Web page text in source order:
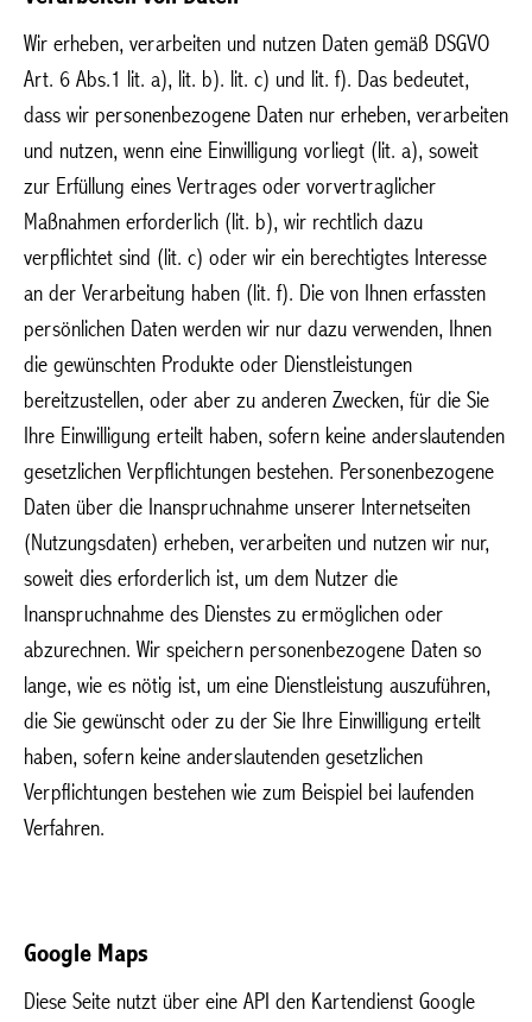
Wir erheben, verarbeiten und nutzen Daten gemäß DSGVO
Art. 6 Abs.1 lit. a), lit. b). lit. c) und lit. f). Das bedeutet,
dass wir personenbezogene Daten nur erheben, verarbeiten
und nutzen, wenn eine Einwilligung vorliegt (lit. a), soweit
zur Erfüllung eines Vertrages oder vorvertraglicher
Maßnahmen erforderlich (lit. b), wir rechtlich dazu
verpflichtet sind (lit. c) oder wir ein berechtigtes Interesse
an der Verarbeitung haben (lit. f). Die von Ihnen erfassten
persönlichen Daten werden wir nur dazu verwenden, Ihnen
die gewünschten Produkte oder Dienstleistungen
bereitzustellen, oder aber zu anderen Zwecken, für die Sie
Ihre Einwilligung erteilt haben, sofern keine anderslautenden
gesetzlichen Verpflichtungen bestehen. Personenbezogene
Daten über die Inanspruchnahme unserer Internetseiten
(Nutzungsdaten) erheben, verarbeiten und nutzen wir nur,
soweit dies erforderlich ist, um dem Nutzer die
Inanspruchnahme des Dienstes zu ermöglichen oder
abzurechnen. Wir speichern personenbezogene Daten so
lange, wie es nötig ist, um eine Dienstleistung auszuführen,
die Sie gewünscht oder zu der Sie Ihre Einwilligung erteilt
haben, sofern keine anderslautenden gesetzlichen
Verpflichtungen bestehen wie zum Beispiel bei laufenden
Verfahren.
Google Maps
Diese Seite nutzt über eine API den Kartendienst Google